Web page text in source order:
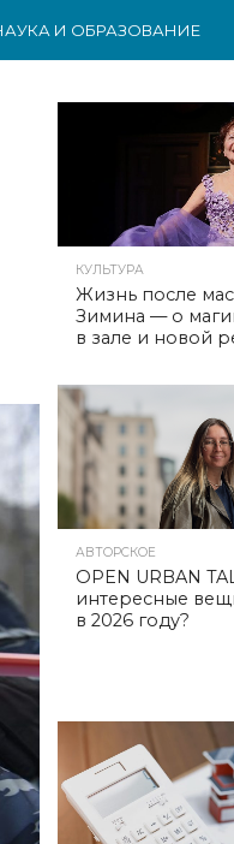
И ОБРАЗОВАНИЕ
КУЛЬТУРА
Жизнь после
Зимина — о
в зале и новой
АВТОРСКОЕ
OPEN URBAN
интересные
в 2026 году?